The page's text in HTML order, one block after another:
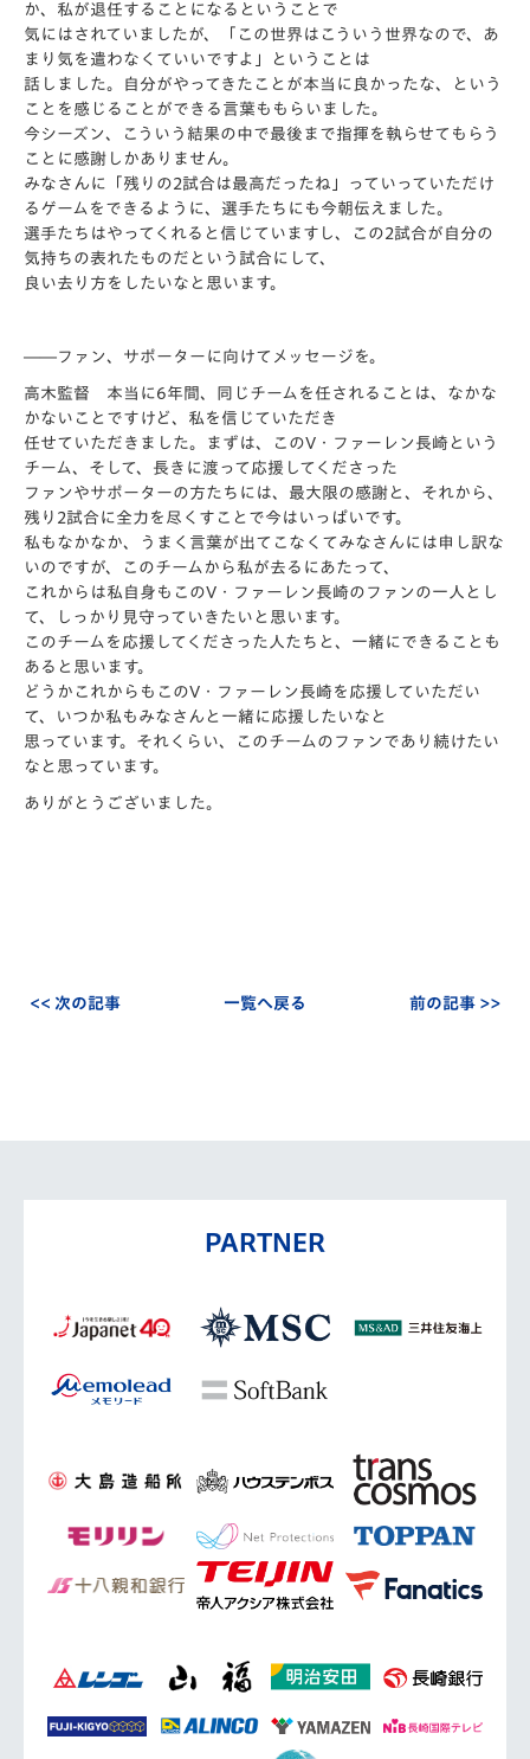
か、私が退任することになるということで
気にはされていましたが、「この世界はこういう世界なので、あ
まり気を遣わなくていいですよ」ということは
話しました。自分がやってきたことが本当に良かったな、という
ことを感じることができる言葉ももらいました。
今シーズン、こういう結果の中で最後まで指揮を執らせてもらう
ことに感謝しかありません。
みなさんに「残りの2試合は最高だったね」っていっていただけ
るゲームをできるように、選手たちにも今朝伝えました。
選手たちはやってくれると信じていますし、この2試合が自分の
気持ちの表れたものだという試合にして、
良い去り方をしたいなと思います。
――ファン、サポーターに向けてメッセージを。
高木監督 本当に6年間、同じチームを任されることは、なかな
かないことですけど、私を信じていただき
任せていただきました。まずは、このV・ファーレン長崎という
チーム、そして、長きに渡って応援してくださった
ファンやサポーターの方たちには、最大限の感謝と、それから、
残り2試合に全力を尽くすことで今はいっぱいです。
私もなかなか、うまく言葉が出てこなくてみなさんには申し訳な
いのですが、このチームから私が去るにあたって、
これからは私自身もこのV・ファーレン長崎のファンの一人とし
て、しっかり見守っていきたいと思います。
このチームを応援してくださった人たちと、一緒にできることも
あると思います。
どうかこれからもこのV・ファーレン長崎を応援していただい
て、いつか私もみなさんと一緒に応援したいなと
思っています。それくらい、このチームのファンであり続けたい
なと思っています。
ありがとうございました。
<< 次の記事 一覧へ戻る 前の記事 >>
PARTNER